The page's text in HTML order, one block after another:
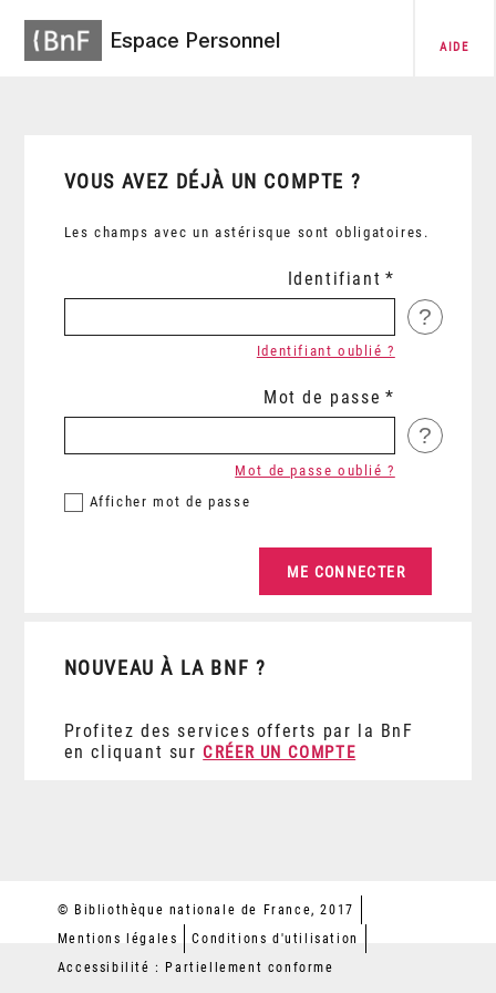
Espace Personnel AIDE
VOUS AVEZ DÉJÀ UN COMPTE ?
Les champs avec un astérisque sont obligatoires.
Identifiant
?
Identifiant oublié ?
Mot de passe
?
Afficher mot de passe
Mot de passe oublié ?
NOUVEAU À LA BNF ?
Profitez des services offerts par la BnF
en cliquant sur CRÉER UN COMPTE
© Bibliothèque nationale de France, 2017
Mentions légales
Conditions d'utilisation
Accessibilité : Partiellement conforme